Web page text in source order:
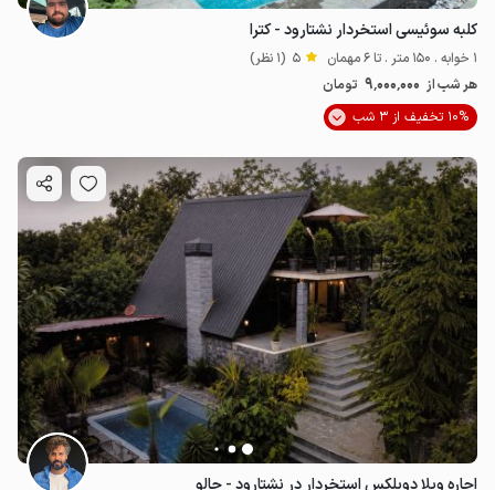
کلبه سوئیسی استخردار نشتارود - کترا
1 خوابه . 150 متر . تا 6 مهمان 5 (1 نظر)
هر شب از 9٬000٬000 تومان
10% تخفیف از 3 شب
اجاره ویلا دوبلکس استخردار در نشتارود - چالو